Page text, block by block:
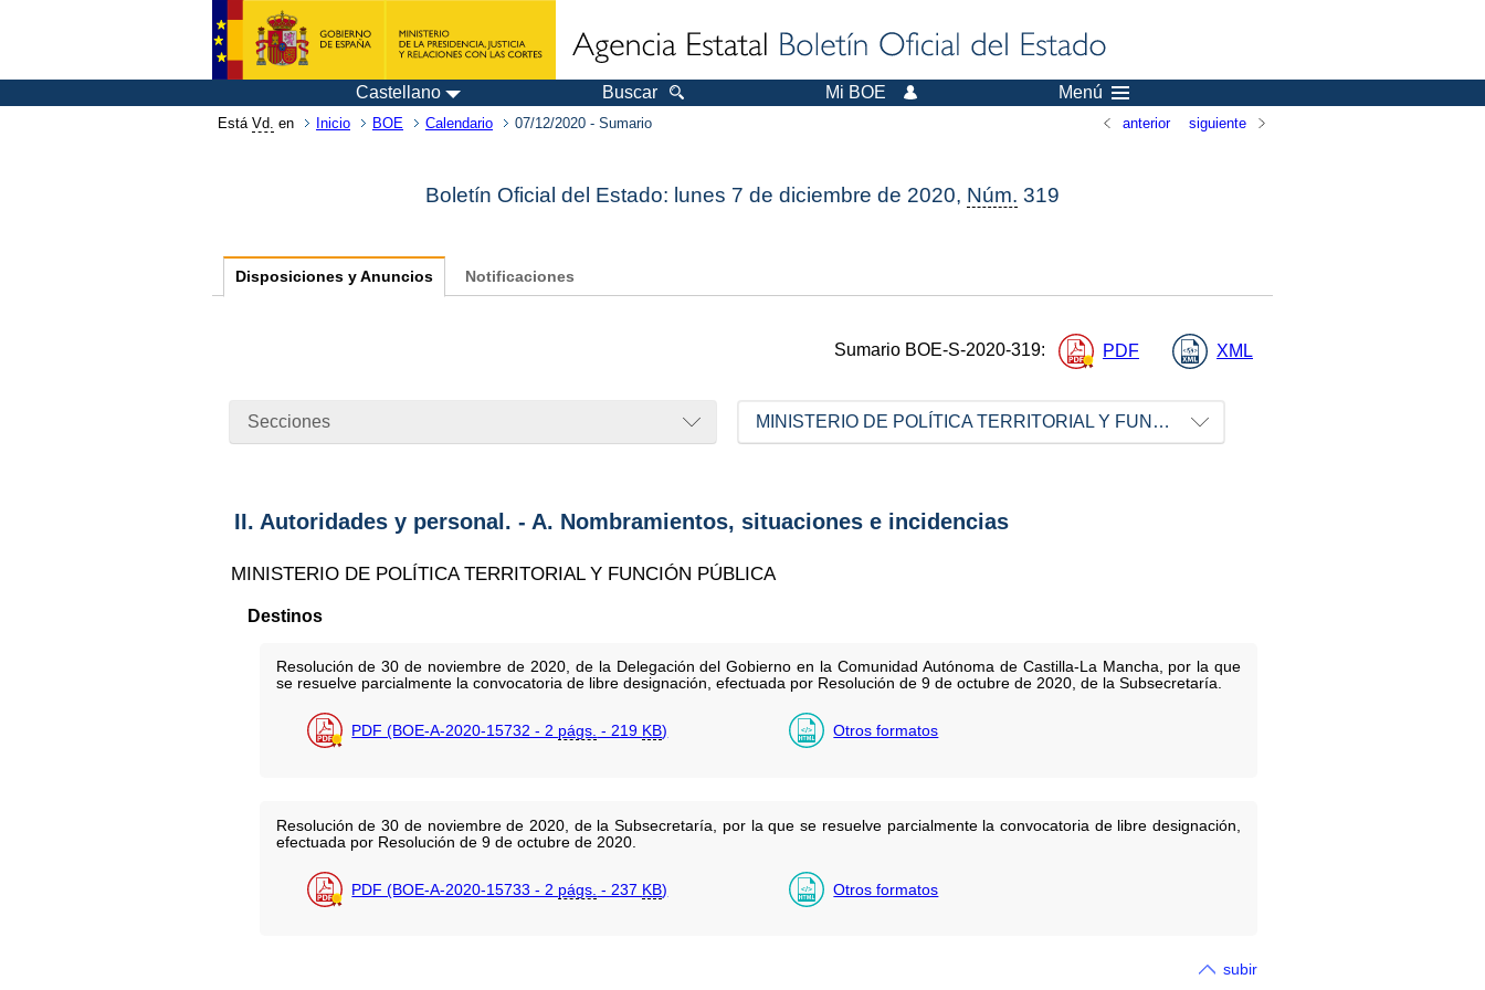
Castellano Buscar Mi BOE Menú
Está Vd. en Inicio BOE Calendario 07/12/2020 - Sumario anterior siguiente
Boletín Oficial del Estado: lunes 7 de diciembre de 2020, Núm. 319
Disposiciones y Anuncios Notificaciones
Sumario BOE-S-2020-319: PDF XML
Secciones MINISTERIO DE POLÍTICA TERRITORIAL Y FUNCIÓN PÚBLICA
II. Autoridades y personal. - A. Nombramientos, situaciones e incidencias
MINISTERIO DE POLÍTICA TERRITORIAL Y FUNCIÓN PÚBLICA
Destinos
Resolución de 30 de noviembre de 2020, de la Delegación del Gobierno en la Comunidad Autónoma de Castilla-La Mancha, por la que
se resuelve parcialmente la convocatoria de libre designación, efectuada por Resolución de 9 de octubre de 2020, de la Subsecretaría.
PDF (BOE-A-2020-15732 - 2 págs. - 219 KB) Otros formatos
Resolución de 30 de noviembre de 2020, de la Subsecretaría, por la que se resuelve parcialmente la convocatoria de libre designación,
efectuada por Resolución de 9 de octubre de 2020.
PDF (BOE-A-2020-15733 - 2 págs. - 237 KB) Otros formatos
subir